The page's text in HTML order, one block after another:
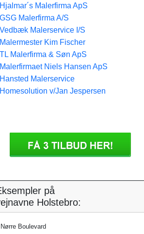
Hjalmar´s Malerfirma ApS
GSG Malerfirma A/S
Vedbæk Malerservice I/S
Malermester Kim Fischer
TL Malerfirma & Søn ApS
Malerfirmaet Niels Hansen ApS
Hansted Malerservice
Homesolution v/Jan Jespersen
på
Holstebro:
Nørre Boulevard